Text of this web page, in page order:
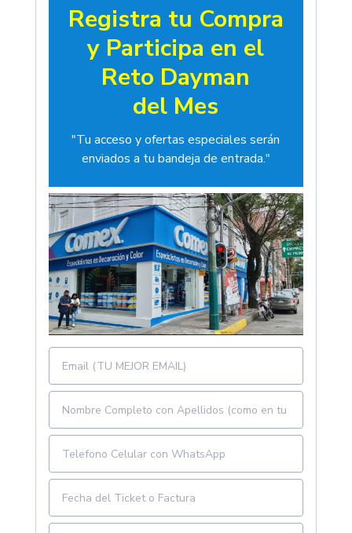
Registra tu Compra
y Participa en el
Reto Dayman
del Mes
"Tu acceso y ofertas especiales serán
enviados a tu bandeja de entrada."